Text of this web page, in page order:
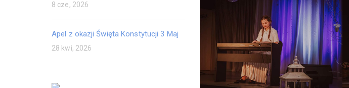
8 cze, 2026
Apel z okazji Święta Konstytucji 3 Maj
28 kwi, 2026